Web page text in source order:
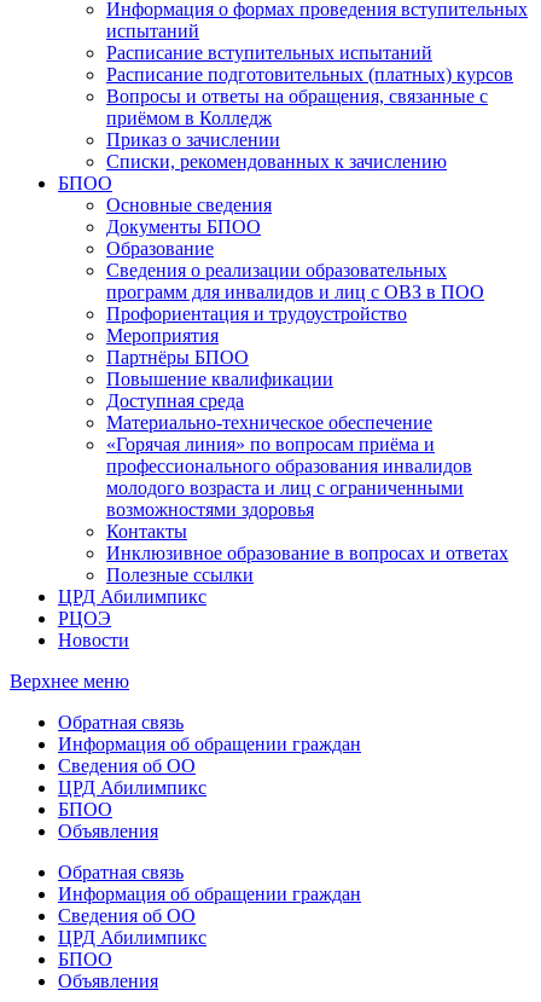
Информация о формах проведения вступительных
испытаний
Расписание вступительных испытаний
Расписание подготовительных (платных) курсов
Вопросы и ответы на обращения, связанные с
приёмом в Колледж
Приказ о зачислении
Списки, рекомендованных к зачислению
БПОО
Основные сведения
Документы БПОО
Образование
Сведения о реализации образовательных
программ для инвалидов и лиц с ОВЗ в ПОО
Профориентация и трудоустройство
Мероприятия
Партнёры БПОО
Повышение квалификации
Доступная среда
Материально-техническое обеспечение
«Горячая линия» по вопросам приёма и
профессионального образования инвалидов
молодого возраста и лиц с ограниченными
возможностями здоровья
Контакты
Инклюзивное образование в вопросах и ответах
Полезные ссылки
ЦРД Абилимпикс
РЦОЭ
Новости
Верхнее меню
Обратная связь
Информация об обращении граждан
Сведения об ОО
ЦРД Абилимпикс
БПОО
Объявления
Обратная связь
Информация об обращении граждан
Сведения об ОО
ЦРД Абилимпикс
БПОО
Объявления